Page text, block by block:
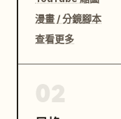
漫畫 / 分鏡腳本
查看更多